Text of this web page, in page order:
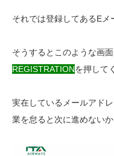
それでは登録してあるEメ
そうするとこのような画
REGISTRATIONを押して
実在しているメールアド
業を怠ると次に進めないか